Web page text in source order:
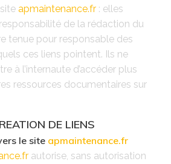
apmaintenance.fr : elles
de la rédaction du
tenue pour responsable des
ces liens pointent. Ils ne
à l’internaute d’accéder plus
ressources documentaires sur
DE LIENS
le site apmaintenance.fr
autorise, sans autorisation